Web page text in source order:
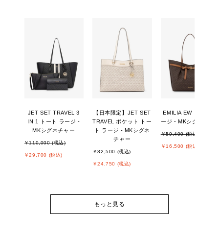
JET SET TRAVEL 3
IN 1 トート ラージ -
MKシグネチャー
￥110,000 (税込)
￥29,700 (税込)
【日本限定】JET SET
TRAVEL ポケット トー
ト ラージ - MKシグネ
チャー
￥82,500 (税込)
￥24,750 (税込)
EMILIA EW トート ラ
ージ - MKシグネチャ
￥59,400 (税込)
￥16,500 (税込)
もっと見る